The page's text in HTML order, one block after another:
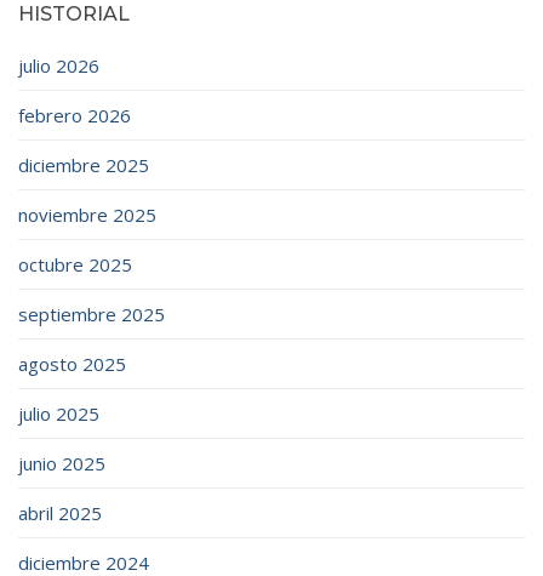
HISTORIAL
julio 2026
febrero 2026
diciembre 2025
noviembre 2025
octubre 2025
septiembre 2025
agosto 2025
julio 2025
junio 2025
abril 2025
diciembre 2024